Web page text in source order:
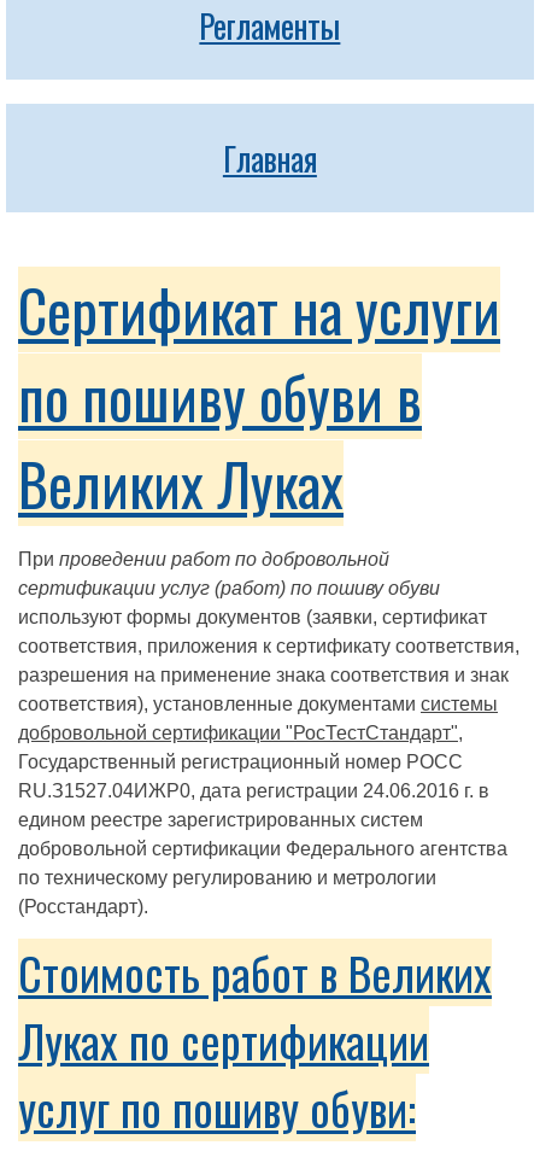
Регламенты
Главная
Сертификат на услуги
по пошиву обуви в
Великих Луках
При проведении работ по добровольной
сертификации услуг (работ) по пошиву обуви
используют формы документов (заявки, сертификат
соответствия, приложения к сертификату соответствия,
разрешения на применение знака соответствия и знак
соответствия), установленные документами системы
добровольной сертификации "РосТестСтандарт",
Государственный регистрационный номер РОСС
RU.З1527.04ИЖР0, дата регистрации 24.06.2016 г. в
едином реестре зарегистрированных систем
добровольной сертификации Федерального агентства
по техническому регулированию и метрологии
(Росстандарт).
Стоимость работ в Великих
Луках по сертификации
услуг по пошиву обуви: